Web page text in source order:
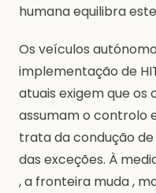
humana equilibra
Os veículos
implementação de
atuais exigem que os
assumam o controlo
trata da condução
das exceções. À
, a fronteira muda ,